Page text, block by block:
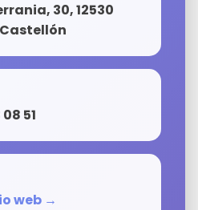
30, 12530
51
web →